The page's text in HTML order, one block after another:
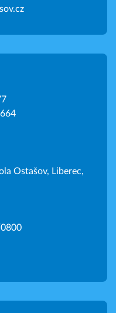
Ostašov, Liberec,